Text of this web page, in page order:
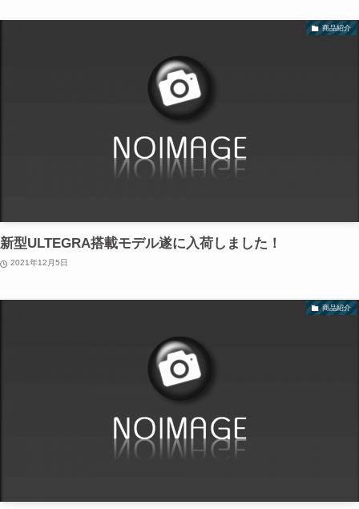
商品紹介
新型ULTEGRA搭載モデル遂に入荷しました！
2021年12月5日
商品紹介